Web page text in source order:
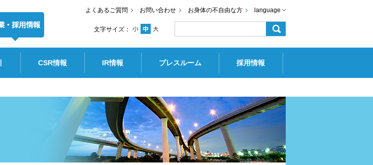
よくあるご質問 お問い合わせ お身体の不自由な方 language
文字サイズ：
CSR情報 IR情報 プレスルーム 採用情報